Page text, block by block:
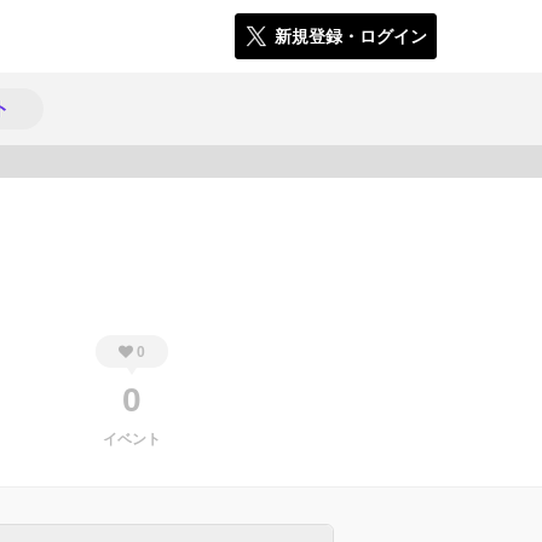
新規登録・ログイン
0
0
イベント